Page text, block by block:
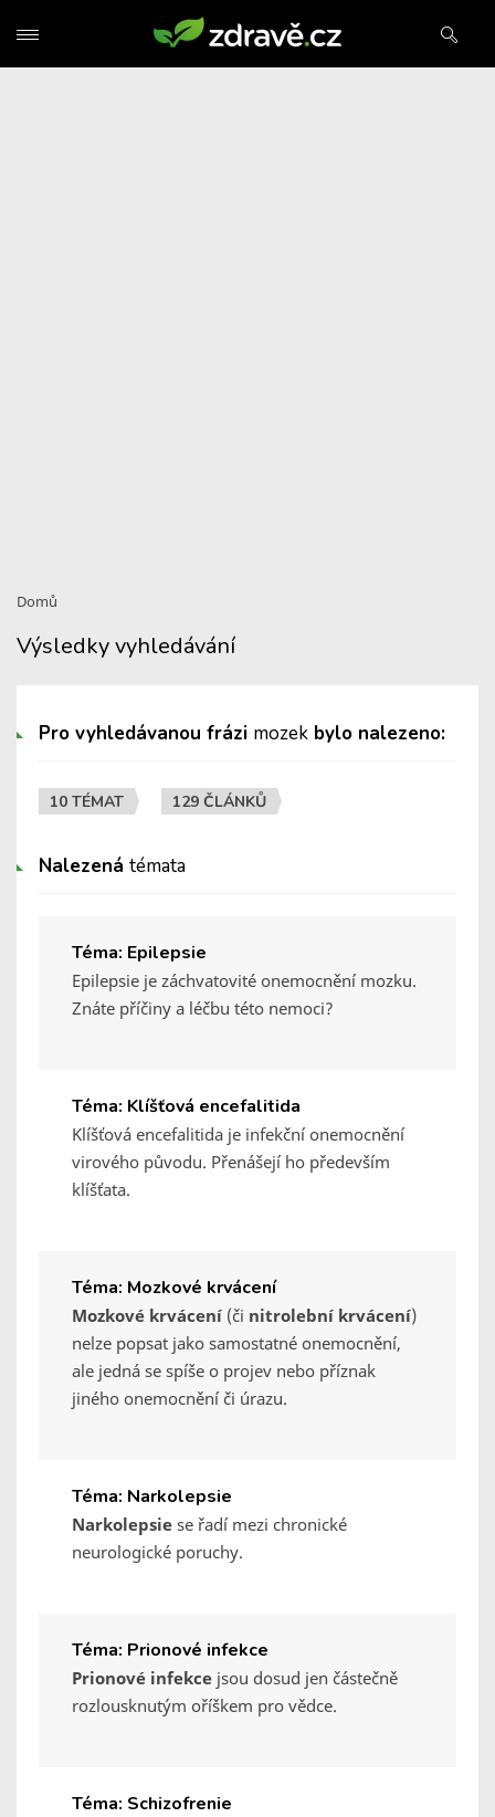
Domů
Výsledky vyhledávání
Pro vyhledávanou frázi mozek bylo nalezeno:
10 TÉMAT 129 ČLÁNKŮ
Nalezená témata
Téma: Epilepsie
Epilepsie je záchvatovité onemocnění mozku.
Znáte příčiny a léčbu této nemoci?
Téma: Klíšťová encefalitida
Klíšťová encefalitida je infekční onemocnění
virového původu. Přenášejí ho především
klíšťata.
Téma: Mozkové krvácení
Mozkové krvácení (či nitrolební krvácení)
nelze popsat jako samostatné onemocnění,
ale jedná se spíše o projev nebo příznak
jiného onemocnění či úrazu.
Téma: Narkolepsie
Narkolepsie se řadí mezi chronické
neurologické poruchy.
Téma: Prionové infekce
Prionové infekce jsou dosud jen částečně
rozlousknutým oříškem pro vědce.
Téma: Schizofrenie